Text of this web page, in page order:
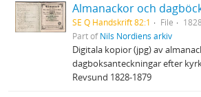
Almanackor och
SE Q Handskrift 82:1 File
Part ofNils Nordiens arkiv
Digitala kopior (jpg) av
dagboksanteckningar efter
Revsund 1828-1879